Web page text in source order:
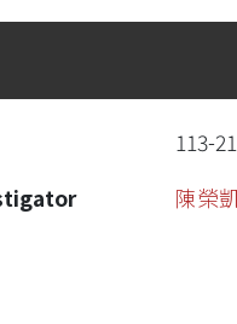
113-
陳榮